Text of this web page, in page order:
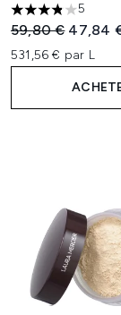
3.8 étoiles sur
5
Prix de vente :
59,80 € Prix
47,84
531,56 € par L